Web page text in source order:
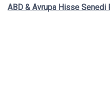
ABD & Avrupa Hisse Senedi